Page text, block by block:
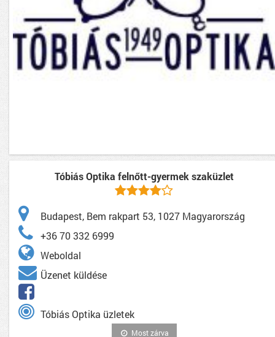
Tóbiás Optika felnőtt-gyermek szaküzlet
Budapest, Bem rakpart 53, 1027 Magyarország
+36 70 332 6999
Weboldal
Üzenet küldése
Tóbiás Optika üzletek
Most zárva